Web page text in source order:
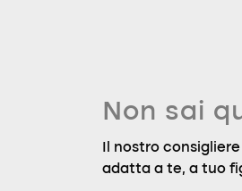
Non sai
Il nostro
adatta a te, a tuo